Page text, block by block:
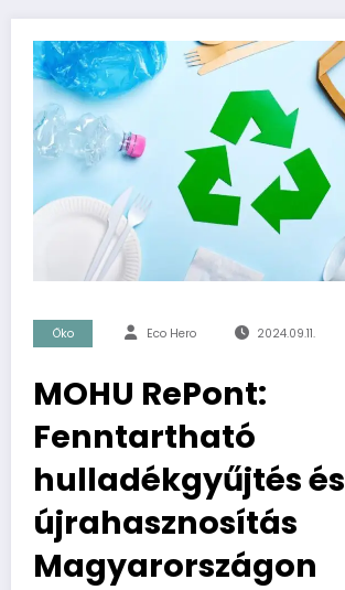
Öko Eco Hero 2024.09.11.
MOHU RePont:
Fenntartható
hulladékgyűjtés és
újrahasznosítás
Magyarországon